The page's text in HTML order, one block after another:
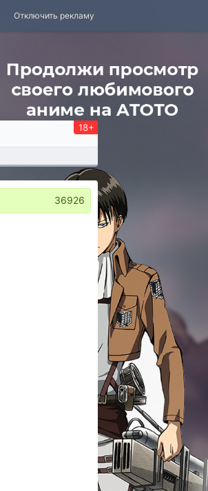
Отключить рекламу
18+
36926